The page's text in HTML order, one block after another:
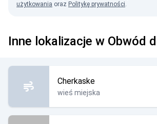
użytkowania oraz Politykę prywatności.
Inne lokalizacje w Obwód
Cherkaske
wieś miejska